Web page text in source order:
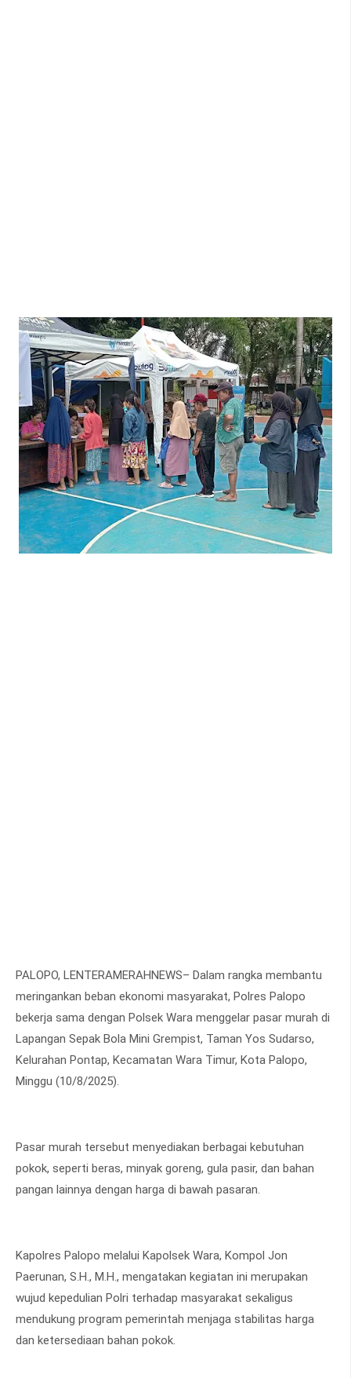
PALOPO, LENTERAMERAHNEWS– Dalam rangka membantu
meringankan beban ekonomi masyarakat, Polres Palopo
bekerja sama dengan Polsek Wara menggelar pasar murah di
Lapangan Sepak Bola Mini Grempist, Taman Yos Sudarso,
Kelurahan Pontap, Kecamatan Wara Timur, Kota Palopo,
Minggu (10/8/2025).
Pasar murah tersebut menyediakan berbagai kebutuhan
pokok, seperti beras, minyak goreng, gula pasir, dan bahan
pangan lainnya dengan harga di bawah pasaran.
Kapolres Palopo melalui Kapolsek Wara, Kompol Jon
Paerunan, S.H., M.H., mengatakan kegiatan ini merupakan
wujud kepedulian Polri terhadap masyarakat sekaligus
mendukung program pemerintah menjaga stabilitas harga
dan ketersediaan bahan pokok.